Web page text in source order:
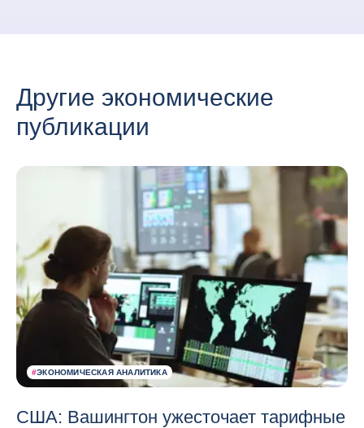
Другие экономические
публикации
#ЭКОНОМИЧЕСКАЯ АНАЛИТИКА
США: Вашингтон ужесточает тарифные